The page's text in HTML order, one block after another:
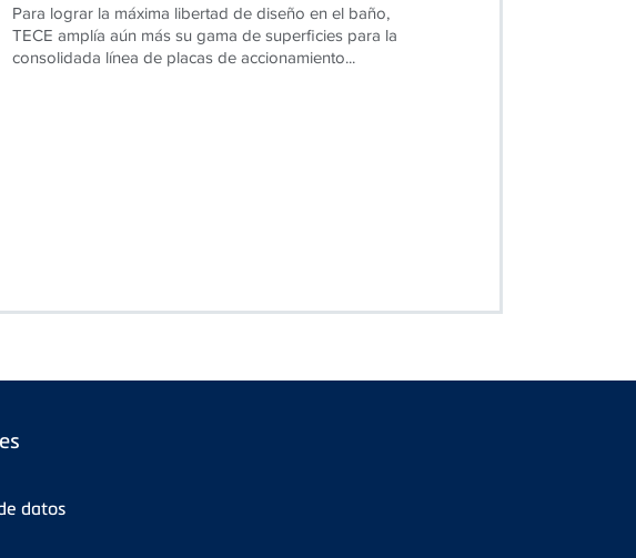
Para lograr la máxima libertad de diseño en el baño,
TECE amplía aún más su gama de superficies para la
consolidada línea de placas de accionamiento...
datos